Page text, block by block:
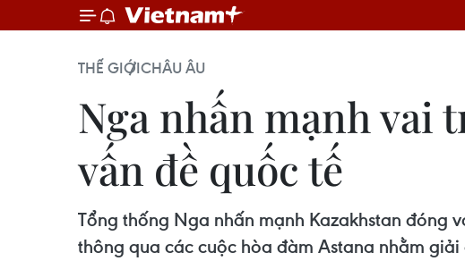
THẾ GIỚICHÂU ÂU
Nga nhấn mạnh vai
vấn đề quốc tế
Tổng thống Nga nhấn mạnh Kazakhstan đóng
thông qua các cuộc hòa đàm Astana nhằm